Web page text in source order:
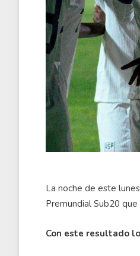
La noche de este
Premundial Sub20
Con este resultado